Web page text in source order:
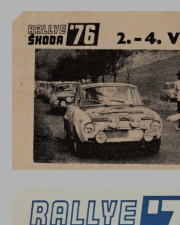
běžné nainstalované programy
zařízení, nemohou tedy ze své
šířit viry, číst důvěrné
jinak narušit bezpečnost
Rozdělení cookies
Z hlediska času se cookies dělí na
která jsou automaticky vymazána
webového prohlížeče nebo při
akci uživatelem (např. při
webových stránek) a
spuštění a jejich platnost vyprší v
jejich nastavení.